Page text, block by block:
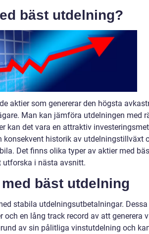
bäst utdelning?
aktier som genererar den högsta
Man kan jämföra utdelningen med
kan det vara en attraktiv
konsekvent historik av utdelningstillväxt
Det finns olika typer av aktier med
utforska i nästa avsnitt.
bäst utdelning
stabila utdelningsutbetalningar.
en lång track record av att generera
av sin pålitliga vinstutdelning och